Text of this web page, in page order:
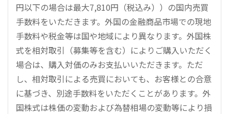
円以下の場合は最大7,810円（税込み））の国内売買
手数料をいただきます。外国の金融商品市場での現地
手数料や税金等は国や地域により異なります。外国株
式を相対取引（募集等を含む）によりご購入いただく
場合は、購入対価のみお支払いいただきます。ただ
し、相対取引による売買においても、お客様との合意
に基づき、別途手数料をいただくことがあります。外
国株式は株価の変動および為替相場の変動等により損